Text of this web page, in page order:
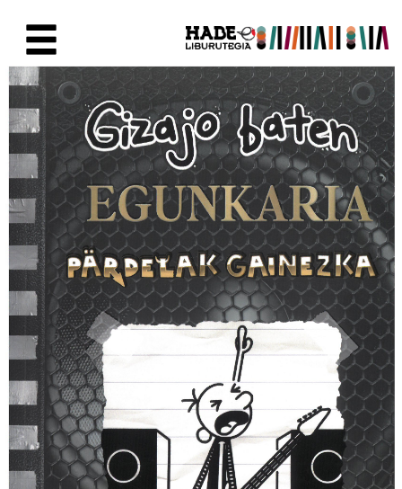
New Books Card - Liburutegia